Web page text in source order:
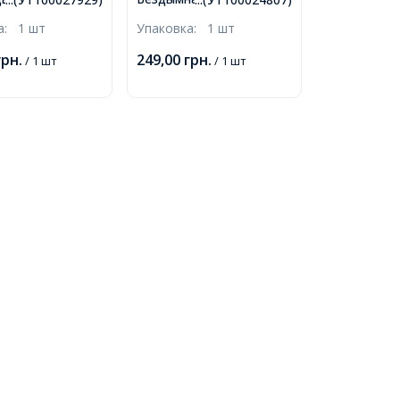
Диаметр
1 шт
/ 1 шт
Желтый, Размер:
Упаковка: 1 шт
249,00 грн. / 1 шт